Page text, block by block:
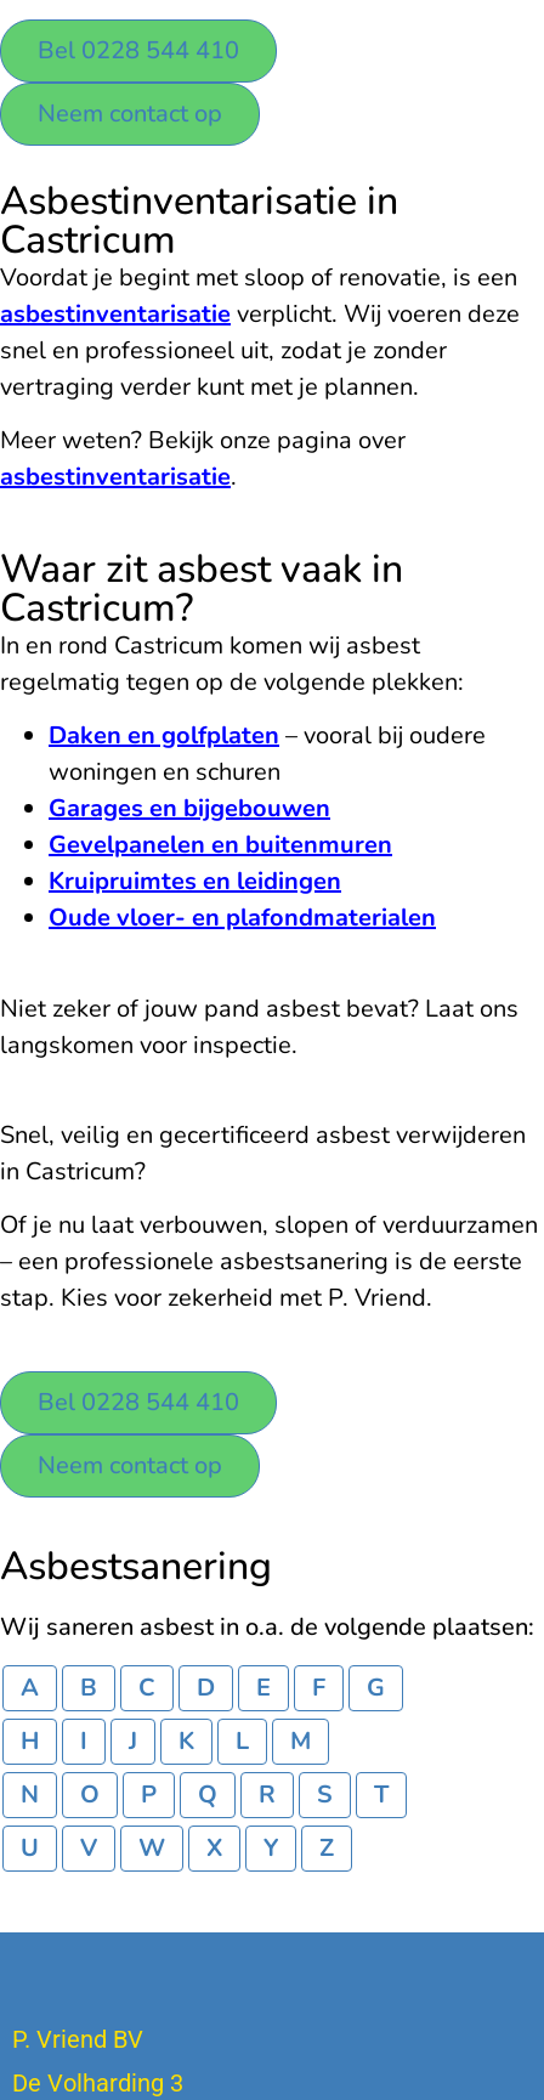
Bel 0228 544 410
Neem contact op
Asbestinventarisatie in
Castricum
Voordat je begint met sloop of renovatie, is een
asbestinventarisatieverplicht. Wij voeren deze
snel en professioneel uit, zodat je zonder
vertraging verder kunt met je plannen.
Meer weten? Bekijk onze pagina over
asbestinventarisatie.
Waar zit asbest vaak in
Castricum?
In en rond Castricum komen wij asbest
regelmatig tegen op de volgende plekken:
Daken en golfplaten – vooral bij oudere
woningen en schuren
Garages en bijgebouwen
Gevelpanelen en buitenmuren
Kruipruimtes en leidingen
Oude vloer- en plafondmaterialen
Niet zeker of jouw pand asbest bevat? Laat ons
langskomen voor inspectie.
Snel, veilig en gecertificeerd asbest verwijderen
in Castricum?
Of je nu laat verbouwen, slopen of verduurzamen
– een professionele asbestsanering is de eerste
stap. Kies voor zekerheid met P. Vriend.
Bel 0228 544 410
Neem contact op
Asbestsanering
Wij saneren asbest in o.a. de volgende plaatsen:
A
B C D E F
G
H
I J K L
M
N
O P Q R S
T
U
V W X Y Z
P. Vriend BV
De Volharding 3